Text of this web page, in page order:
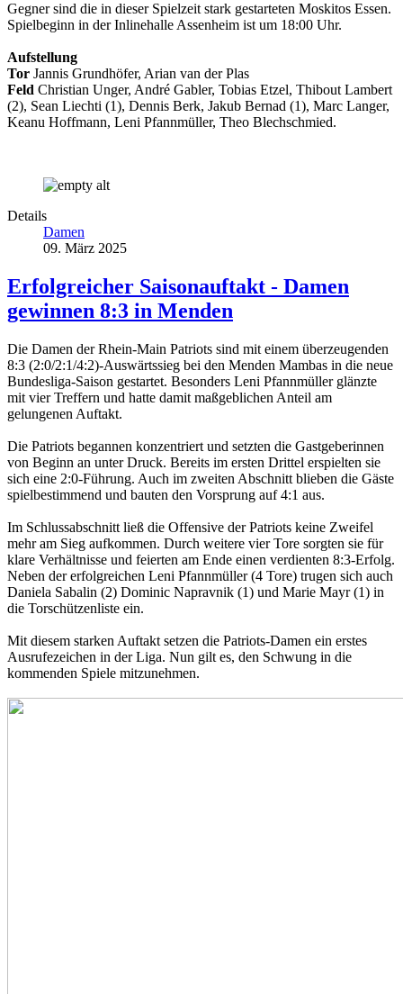
Gegner sind die in dieser Spielzeit stark gestarteten Moskitos Essen.
Spielbeginn in der Inlinehalle Assenheim ist um 18:00 Uhr.
Aufstellung
Tor Jannis Grundhöfer, Arian van der Plas
Feld Christian Unger, André Gabler, Tobias Etzel, Thibout Lambert
(2), Sean Liechti (1), Dennis Berk, Jakub Bernad (1), Marc Langer,
Keanu Hoffmann, Leni Pfannmüller, Theo Blechschmied.
Details
Damen
09. März 2025
Erfolgreicher Saisonauftakt - Damen
gewinnen 8:3 in Menden
Die Damen der Rhein-Main Patriots sind mit einem überzeugenden
8:3 (2:0/2:1/4:2)-Auswärtssieg bei den Menden Mambas in die neue
Bundesliga-Saison gestartet. Besonders Leni Pfannmüller glänzte
mit vier Treffern und hatte damit maßgeblichen Anteil am
gelungenen Auftakt.
Die Patriots begannen konzentriert und setzten die Gastgeberinnen
von Beginn an unter Druck. Bereits im ersten Drittel erspielten sie
sich eine 2:0-Führung. Auch im zweiten Abschnitt blieben die Gäste
spielbestimmend und bauten den Vorsprung auf 4:1 aus.
Im Schlussabschnitt ließ die Offensive der Patriots keine Zweifel
mehr am Sieg aufkommen. Durch weitere vier Tore sorgten sie für
klare Verhältnisse und feierten am Ende einen verdienten 8:3-Erfolg.
Neben der erfolgreichen Leni Pfannmüller (4 Tore) trugen sich auch
Daniela Sabalin (2) Dominic Napravnik (1) und Marie Mayr (1) in
die Torschützenliste ein.
Mit diesem starken Auftakt setzen die Patriots-Damen ein erstes
Ausrufezeichen in der Liga. Nun gilt es, den Schwung in die
kommenden Spiele mitzunehmen.